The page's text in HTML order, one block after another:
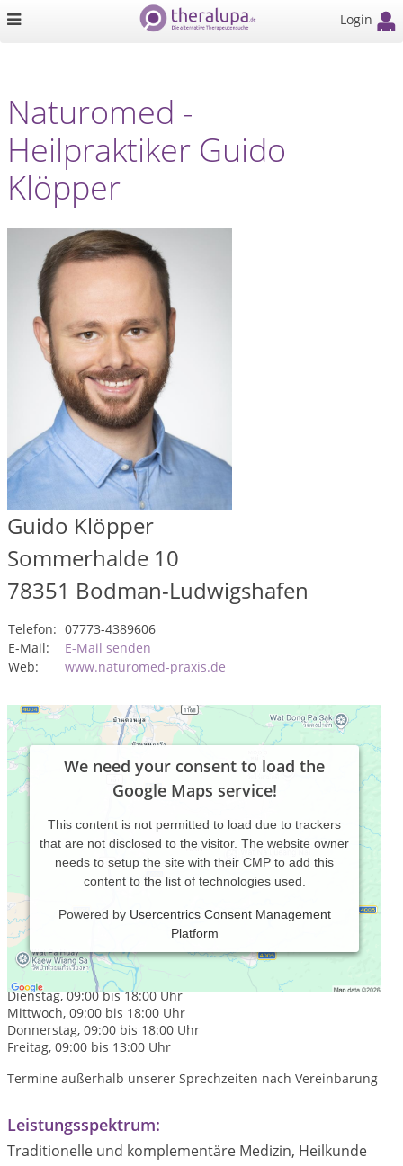
Login
Naturomed -
Heilpraktiker Guido
Klöpper
Guido Klöpper
Sommerhalde 10
78351 Bodman-Ludwigshafen
Telefon: 07773-4389606
E-Mail:
E-Mail senden
Web:
www.naturomed-praxis.de
We need your consent to load the
Google Maps service!
This content is not permitted to load due to trackers
that are not disclosed to the visitor. The website owner
needs to setup the site with their CMP to add this
content to the list of technologies used.
Powered by Usercentrics Consent Management
Platform
Praxiszeiten:
Montag, 09:00 bis 18:00 Uhr
Dienstag, 09:00 bis 18:00 Uhr
Mittwoch, 09:00 bis 18:00 Uhr
Donnerstag, 09:00 bis 18:00 Uhr
Freitag, 09:00 bis 13:00 Uhr
Termine außerhalb unserer Sprechzeiten nach Vereinbarung
Leistungsspektrum:
Traditionelle und komplementäre Medizin, Heilkunde